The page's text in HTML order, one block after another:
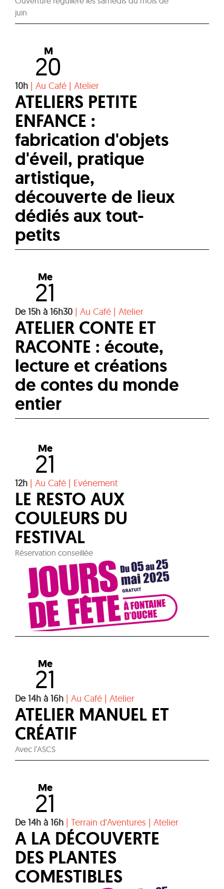
juin
M
20
10h | Au Café | Atelier
ATELIERS PETITE
ENFANCE :
fabrication d'objets
d'éveil, pratique
artistique,
découverte de lieux
dédiés aux tout-
petits
Me
21
De 15h à 16h30 | Au Café | Atelier
ATELIER CONTE ET
RACONTE : écoute,
lecture et créations
de contes du monde
entier
Me
21
12h | Au Café | Evénement
LE RESTO AUX
COULEURS DU
FESTIVAL
Réservation conseillée
Me
21
De 14h à 16h | Au Café | Atelier
ATELIER MANUEL ET
CRÉATIF
Avec l’ASCS
Me
21
De 14h à 16h | Terrain d'Aventures | Atelier
A LA DÉCOUVERTE
DES PLANTES
COMESTIBLES